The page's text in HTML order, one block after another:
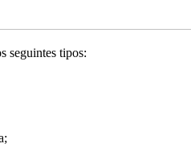
seguintes tipos: